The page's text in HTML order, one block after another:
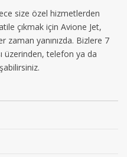
size özel hizmetlerden
çıkmak için Avione Jet,
zaman yanınızda. Bizlere 7
üzerinden, telefon ya da